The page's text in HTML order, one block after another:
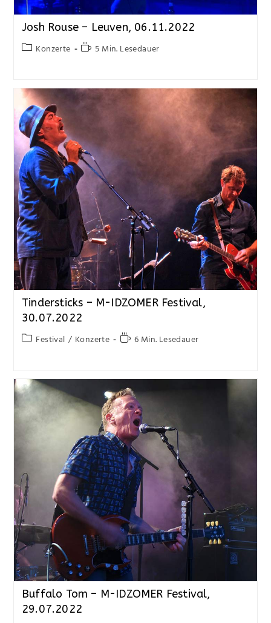
Josh Rouse – Leuven, 06.11.2022
Konzerte 5 Min. Lesedauer
Tindersticks – M-IDZOMER Festival,
30.07.2022
Festival / Konzerte 6 Min. Lesedauer
Buffalo Tom – M-IDZOMER Festival,
29.07.2022